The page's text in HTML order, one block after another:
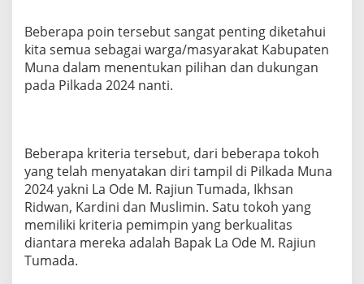
Beberapa poin tersebut sangat penting diketahui
kita semua sebagai warga/masyarakat Kabupaten
Muna dalam menentukan pilihan dan dukungan
pada Pilkada 2024 nanti.
Beberapa kriteria tersebut, dari beberapa tokoh
yang telah menyatakan diri tampil di Pilkada Muna
2024 yakni La Ode M. Rajiun Tumada, Ikhsan
Ridwan, Kardini dan Muslimin. Satu tokoh yang
memiliki kriteria pemimpin yang berkualitas
diantara mereka adalah Bapak La Ode M. Rajiun
Tumada.